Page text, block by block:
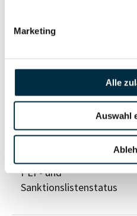
Marketing
Alle
Auswahl
Risikoinformationen
PEP- und
Sanktionslistenstatus